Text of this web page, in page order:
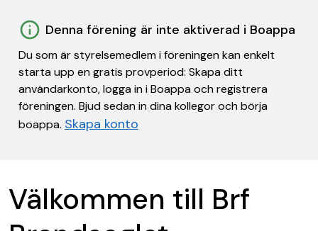
Denna förening är inte aktiverad i Boappa
Du som är styrelsemedlem i föreningen kan enkelt
starta upp en gratis provperiod: Skapa ditt
användarkonto, logga in i Boappa och registrera
föreningen. Bjud sedan in dina kollegor och börja
boappa. Skapa konto
Välkommen till Brf